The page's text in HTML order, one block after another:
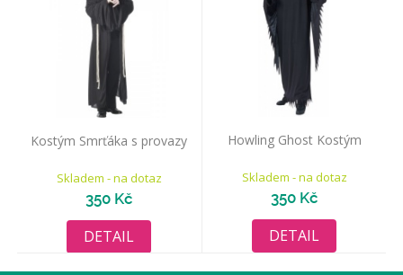
Kostým Smrťáka s provazy
Skladem - na dotaz
350 Kč
DETAIL
Howling Ghost Kostým
Skladem - na dotaz
350 Kč
DETAIL